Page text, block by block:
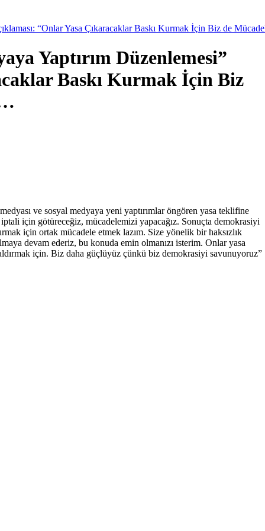
“Onlar Yasa Çıkaracaklar Baskı Kurmak İçin Biz de
Yaptırım Düzenlemesi”
Baskı Kurmak İçin Biz
ve sosyal medyaya yeni yaptırımlar öngören yasa teklifine
için götüreceğiz, mücadelemizi yapacağız. Sonuçta demokrasiyi
için ortak mücadele etmek lazım. Size yönelik bir haksızlık
devam ederiz, bu konuda emin olmanızı isterim. Onlar yasa
için. Biz daha güçlüyüz çünkü biz demokrasiyi savunuyoruz”